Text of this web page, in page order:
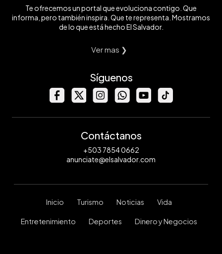
Te ofrecemos un portal que evoluciona contigo. Que
informa, pero también inspira. Que te representa. Mostramos
de lo que está hecho El Salvador.
Ver mas ❯
Síguenos
Contáctanos
+503 7854 0662
anunciate@elsalvador.com
Inicio Turismo Noticias Vida
Entretenimiento Deportes Dinero y Negocios